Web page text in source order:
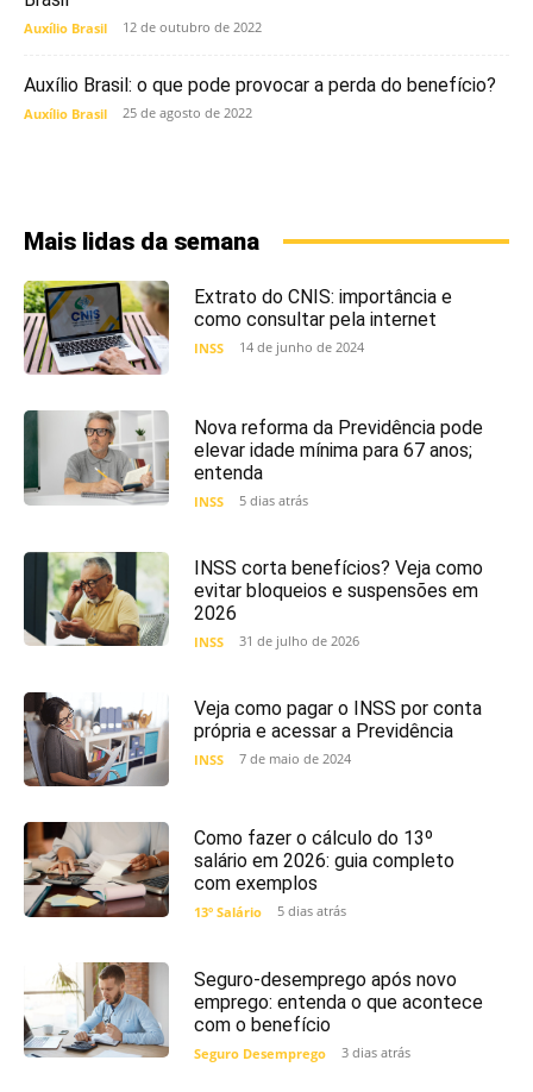
Auxílio Brasil 12 de outubro de 2022
Auxílio Brasil: o que pode provocar a perda do benefício?
Auxílio Brasil 25 de agosto de 2022
Mais lidas da semana
Extrato do CNIS: importância e
como consultar pela internet
INSS 14 de junho de 2024
Nova reforma da Previdência pode
elevar idade mínima para 67 anos;
entenda
INSS 5 dias atrás
INSS corta benefícios? Veja como
evitar bloqueios e suspensões em
2026
INSS 31 de julho de 2026
Veja como pagar o INSS por conta
própria e acessar a Previdência
INSS 7 de maio de 2024
Como fazer o cálculo do 13º
salário em 2026: guia completo
com exemplos
13º Salário 5 dias atrás
Seguro-desemprego após novo
emprego: entenda o que acontece
com o benefício
Seguro Desemprego 3 dias atrás